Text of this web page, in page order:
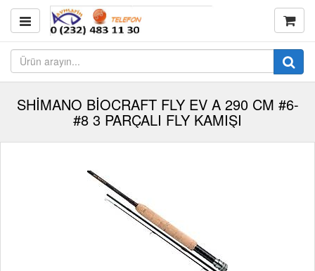
SHİMANO BİOCRAFT FLY EV A 290 CM #6-
#8 3 PARÇALI FLY KAMIŞI